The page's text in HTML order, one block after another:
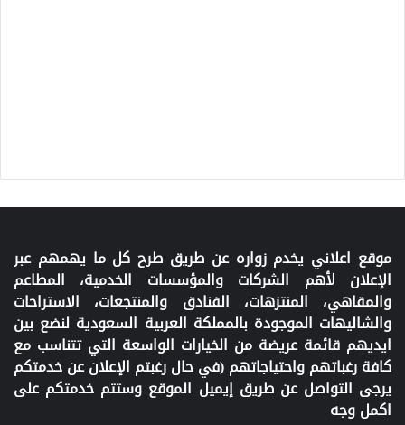
موقع اعلاني يخدم زواره عن طريق طرح كل ما يهمهم عبر
الإعلان لأهم الشركات والمؤسسات الخدمية، المطاعم
والمقاهي، المنتزهات، الفنادق والمنتجعات، الاستراحات
والشاليهات الموجودة بالمملكة العربية السعودية لنضع بين
ايديهم قائمة عريضة من الخيارات الواسعة التي تتناسب مع
كافة رغباتهم واحتياجاتهم (في حال رغبتم الإعلان عن خدمتكم
يرجى التواصل عن طريق إيميل الموقع وستتم خدمتكم على
اكمل وجه